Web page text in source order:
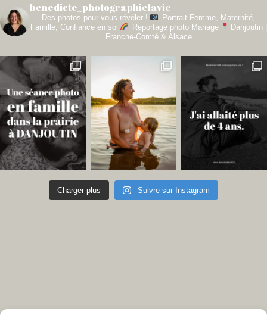
benedicte_photographielavie
Des photos pour vous révéler !
Portrait Femme, Maternité,
Famille, Confiance en soi
Reportage photo Mariage
Danjoutin |
Franche-Comté & Alsace
Charger plus Suivre sur Instagram